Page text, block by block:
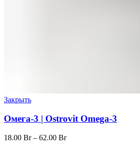
Закрыть
Омега-3 | Ostrovit Omega-3
18.00 Br– 62.00 Br